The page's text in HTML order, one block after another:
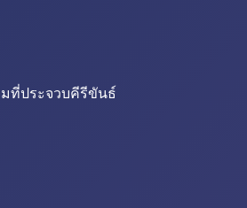
ที่ประจวบคีรีขันธ์